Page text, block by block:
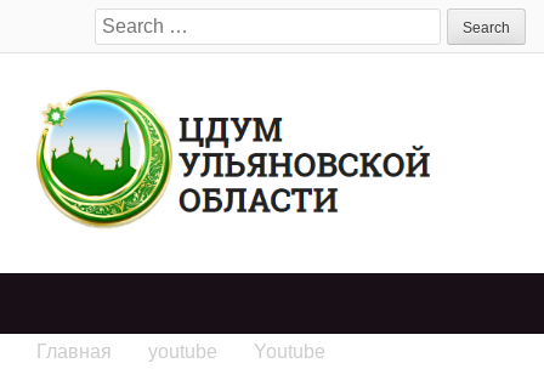
Search
for:
Главная youtube Youtube